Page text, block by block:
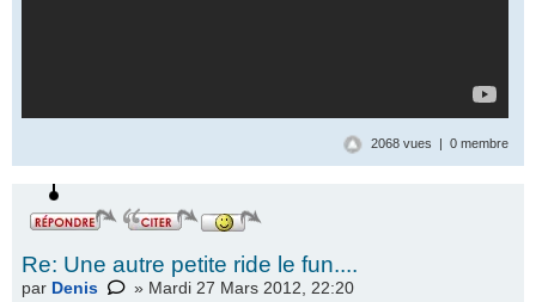
2068 vues | 0 membre
Re: Une autre petite ride le fun....
par Denis » Mardi 27 Mars 2012, 22:20